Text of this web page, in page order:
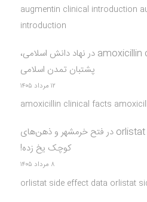
augmentin clinical introduction
introduction
amoxicillin در نهاد دانش اسلامی،
پشتبان تمدن اسلامی
۱۲ مرداد ۱۴۰۵
amoxicillin clinical facts
در فتح خرمشهر و ذهن‌های
کوچک یخ زده!
۸ مرداد ۱۴۰۵
orlistat side effect data orlistat